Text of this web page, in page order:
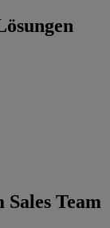
Sales Team